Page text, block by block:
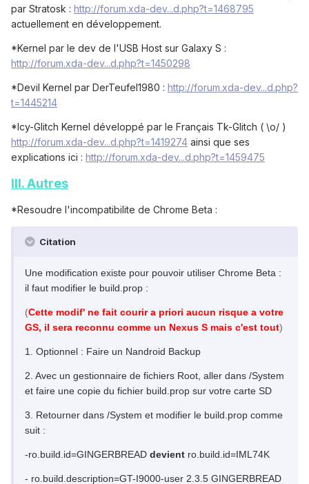
par Stratosk : http://forum.xda-dev...d.php?t=1468795
actuellement en développement.
*Kernel par le dev de l'USB Host sur Galaxy S :
http://forum.xda-dev...d.php?t=1450298
*Devil Kernel par DerTeufel1980 : http://forum.xda-dev...d.php?
t=1445214
*Icy-Glitch Kernel développé par le Français Tk-Glitch ( \o/ )
http://forum.xda-dev...d.php?t=1419274 ainsi que ses
explications ici : http://forum.xda-dev...d.php?t=1459475
III. Autres
*Resoudre l'incompatibilite de Chrome Beta :
Citation
Une modification existe pour pouvoir utiliser Chrome Beta :
il faut modifier le build.prop :
(Cette modif' ne fait courir a priori aucun risque a votre
GS, il sera reconnu comme un Nexus S mais c'est tout)
1. Optionnel : Faire un Nandroid Backup
2. Avec un gestionnaire de fichiers Root, aller dans /System
et faire une copie du fichier build.prop sur votre carte SD
3. Retourner dans /System et modifier le build.prop comme
suit :
-ro.build.id=GINGERBREAD devient ro.build.id=IML74K
- ro.build.description=GT-I9000-user 2.3.5 GINGERBREAD